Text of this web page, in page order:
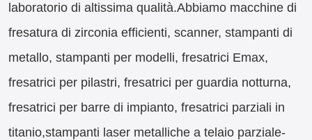
laboratorio di altissima qualità.Abbiamo macchine di
fresatura di zirconia efficienti, scanner, stampanti di
metallo, stampanti per modelli, fresatrici Emax,
fresatrici per pilastri, fresatrici per guardia notturna,
fresatrici per barre di impianto, fresatrici parziali in
titanio,stampanti laser metalliche a telaio parziale-